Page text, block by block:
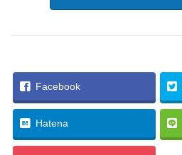
Facebook
Hatena